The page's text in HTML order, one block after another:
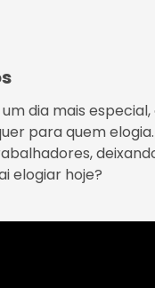
dia mais
para quem
elogiar hoje?